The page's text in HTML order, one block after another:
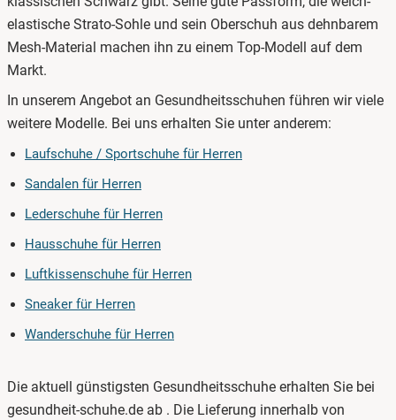
elastische Strato-Sohle und sein Oberschuh aus dehnbarem
Mesh-Material machen ihn zu einem Top-Modell auf dem
Markt.
In unserem Angebot an Gesundheitsschuhen führen wir viele
weitere Modelle. Bei uns erhalten Sie unter anderem:
Laufschuhe / Sportschuhe für Herren
Sandalen für Herren
Lederschuhe für Herren
Hausschuhe für Herren
Luftkissenschuhe für Herren
Sneaker für Herren
Wanderschuhe für Herren
Die aktuell günstigsten Gesundheitsschuhe erhalten Sie bei
gesundheit-schuhe.de ab . Die Lieferung innerhalb von